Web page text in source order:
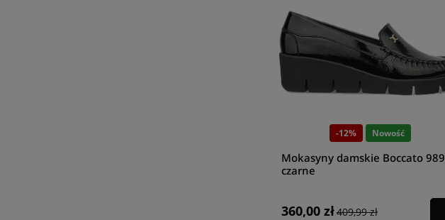
-12% Nowość
Mokasyny damskie Boccato 989
czarne
360,00 zł409,99 zł